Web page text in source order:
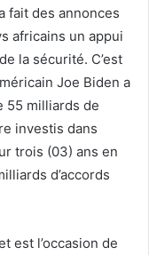
fait des annonces
africains un appui
la sécurité. C’est
Joe Biden a
55 milliards de
investis dans
trois (03) ans en
d’accords
est l’occasion de